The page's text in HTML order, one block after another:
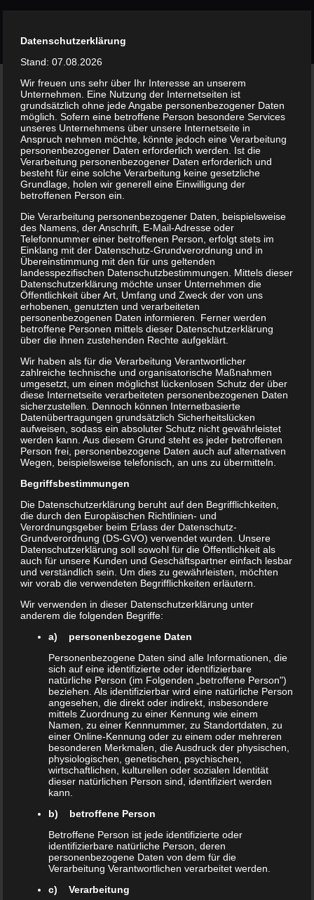
Finding the assets you
need
Avada News • June 2, 2016
A
et scelerisque sem. Nunc molestie
neque augue, at gravida mi blandit
eget. Aenean eu augue id lacus
eleifend interdum. Cras sit amet metus
sit amet velit lacinia ullamcorper. Nam
facilisis a orci quis tempus. Vivamus id
odio justo. Curabitur ut euismod
metus. Donec nec neque non ligula
vestibulum blandit id sed eros.
Vestibulum cursus in ligula lacinia
lobortis. Morbi at velit at velit auctor
efficitur ut ac justo. Phasellus porttitor,
elit vitae scelerisque vestibulum, nunc
ultricies dolor. Suspendisse maximus
odio mollis massa tristique rhoncus.
Datenschutzerklärung
Stand: 07.08.2026
Wir freuen uns sehr über Ihr Interesse an unserem
Unternehmen. Eine Nutzung der Internetseiten ist
grundsätzlich ohne jede Angabe personenbezogener Daten
möglich. Sofern eine betroffene Person besondere Services
unseres Unternehmens über unsere Internetseite in
Anspruch nehmen möchte, könnte jedoch eine Verarbeitung
personenbezogener Daten erforderlich werden. Ist die
Verarbeitung personenbezogener Daten erforderlich und
besteht für eine solche Verarbeitung keine gesetzliche
Grundlage, holen wir generell eine Einwilligung der
betroffenen Person ein.
Die Verarbeitung personenbezogener Daten, beispielsweise
des Namens, der Anschrift, E-Mail-Adresse oder
Telefonnummer einer betroffenen Person, erfolgt stets im
Einklang mit der Datenschutz-Grundverordnung und in
Übereinstimmung mit den für uns geltenden
landesspezifischen Datenschutzbestimmungen. Mittels dieser
Datenschutzerklärung möchte unser Unternehmen die
Öffentlichkeit über Art, Umfang und Zweck der von uns
erhobenen, genutzten und verarbeiteten
personenbezogenen Daten informieren. Ferner werden
betroffene Personen mittels dieser Datenschutzerklärung
über die ihnen zustehenden Rechte aufgeklärt.
Wir haben als für die Verarbeitung Verantwortlicher
zahlreiche technische und organisatorische Maßnahmen
umgesetzt, um einen möglichst lückenlosen Schutz der über
diese Internetseite verarbeiteten personenbezogenen Daten
sicherzustellen. Dennoch können Internetbasierte
Datenübertragungen grundsätzlich Sicherheitslücken
aufweisen, sodass ein absoluter Schutz nicht gewährleistet
werden kann. Aus diesem Grund steht es jeder betroffenen
Person frei, personenbezogene Daten auch auf alternativen
Wegen, beispielsweise telefonisch, an uns zu übermitteln.
Begriffsbestimmungen
Die Datenschutzerklärung beruht auf den Begrifflichkeiten,
die durch den Europäischen Richtlinien- und
Verordnungsgeber beim Erlass der Datenschutz-
Grundverordnung (DS-GVO) verwendet wurden. Unsere
Datenschutzerklärung soll sowohl für die Öffentlichkeit als
auch für unsere Kunden und Geschäftspartner einfach lesbar
und verständlich sein. Um dies zu gewährleisten, möchten
wir vorab die verwendeten Begrifflichkeiten erläutern.
Wir verwenden in dieser Datenschutzerklärung unter
anderem die folgenden Begriffe:
a) personenbezogene Daten
Personenbezogene Daten sind alle Informationen, die
sich auf eine identifizierte oder identifizierbare
natürliche Person (im Folgenden „betroffene Person")
beziehen. Als identifizierbar wird eine natürliche Person
angesehen, die direkt oder indirekt, insbesondere
mittels Zuordnung zu einer Kennung wie einem
Namen, zu einer Kennnummer, zu Standortdaten, zu
einer Online-Kennung oder zu einem oder mehreren
besonderen Merkmalen, die Ausdruck der physischen,
physiologischen, genetischen, psychischen,
wirtschaftlichen, kulturellen oder sozialen Identität
dieser natürlichen Person sind, identifiziert werden
kann.
b) betroffene Person
Betroffene Person ist jede identifizierte oder
identifizierbare natürliche Person, deren
personenbezogene Daten von dem für die
Verarbeitung Verantwortlichen verarbeitet werden.
c) Verarbeitung